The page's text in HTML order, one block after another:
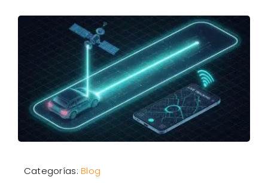
Categorías:Blog